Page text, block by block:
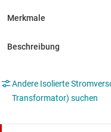
Andere Isolierte
Transformator) suchen